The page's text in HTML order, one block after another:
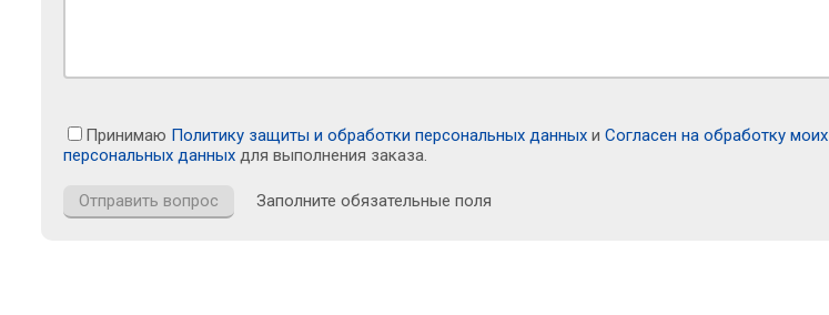
Принимаю Политику защиты и обработки персональных данных и Согласен на обработку моих
персональных данных для выполнения заказа.
Заполните обязательные поля